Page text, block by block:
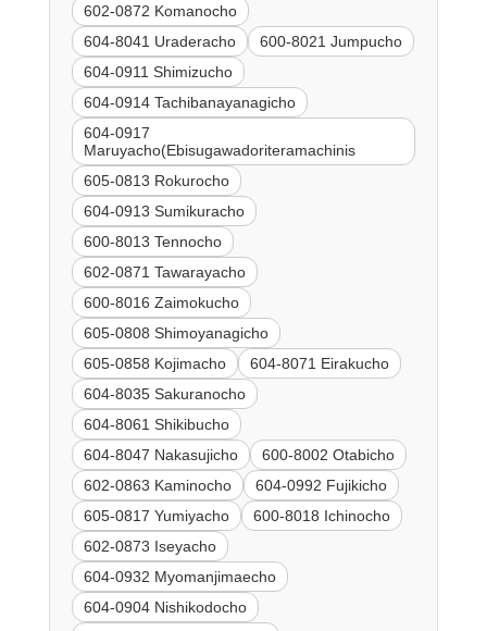
602-0872 Komanocho
604-8041 Uraderacho
600-8021 Jumpucho
604-0911 Shimizucho
604-0914 Tachibanayanagicho
604-0917
Maruyacho(Ebisugawadoriteramachinis
605-0813 Rokurocho
604-0913 Sumikuracho
600-8013 Tennocho
602-0871 Tawarayacho
600-8016 Zaimokucho
605-0808 Shimoyanagicho
605-0858 Kojimacho
604-8071 Eirakucho
604-8035 Sakuranocho
604-8061 Shikibucho
604-8047 Nakasujicho
600-8002 Otabicho
602-0863 Kaminocho
604-0992 Fujikicho
605-0817 Yumiyacho
600-8018 Ichinocho
602-0873 Iseyacho
604-0932 Myomanjimaecho
604-0904 Nishikodocho